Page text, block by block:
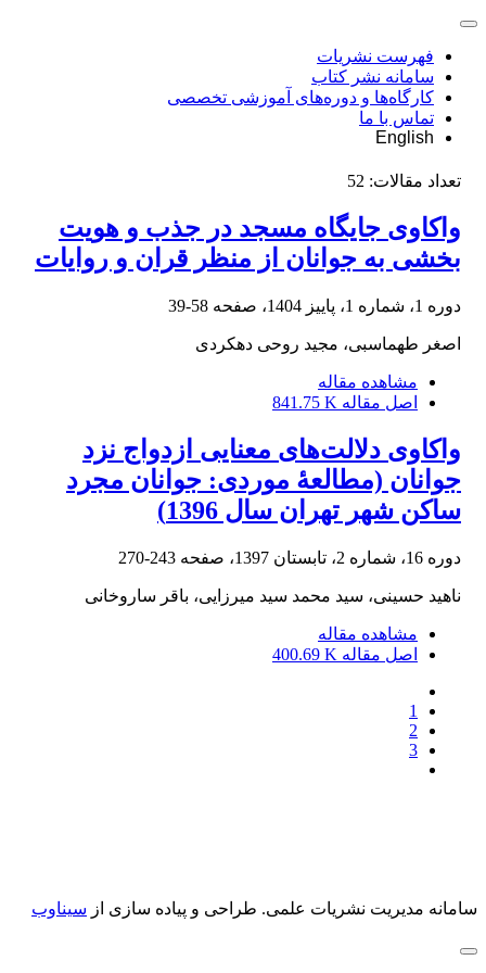
فهرست نشریات
سامانه نشر کتاب
کارگاه‌ها و دوره‌های آموزشی تخصصی
تماس با ما
English
تعداد مقالات: 52
واکاوی جایگاه مسجد در جذب و هویت
بخشی به جوانان از منظر قران و روایات
دوره 1، شماره 1، پاییز 1404، صفحه 58-39
اصغر طهماسبی، مجید روحی دهکردی
مشاهده مقاله
اصل مقاله 841.75 K
واکاوی دلالت‌های معنایی ازدواج نزد
جوانان (مطالعۀ موردی: جوانان مجرد
ساکن شهر تهران سال 1396)
دوره 16، شماره 2، تابستان 1397، صفحه 243-270
ناهید حسینی، سید محمد سید میرزایی، باقر ساروخانی
مشاهده مقاله
اصل مقاله 400.69 K
1
2
3
سامانه مدیریت نشریات علمی. طراحی و پیاده سازی از سیناوب